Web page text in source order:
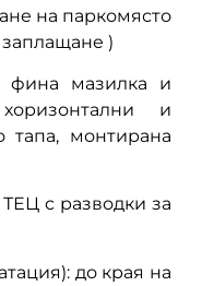
на паркомясто
)
мазилка и
и
тапа, монтирана
с разводки за
до края на